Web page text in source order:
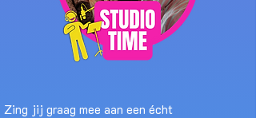
Zing jij graag mee aan een écht